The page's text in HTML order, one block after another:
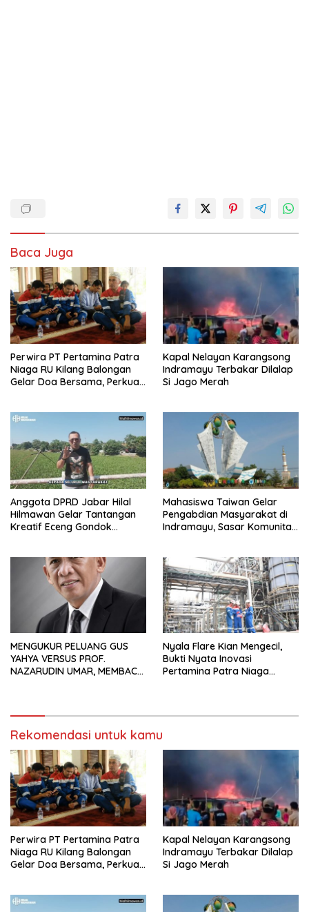
Baca Juga
Perwira PT Pertamina Patra
Niaga RU Kilang Balongan
Gelar Doa Bersama, Perkuat
Kapal Nelayan Karangsong
Indramayu Terbakar Dilalap
Si Jago Merah
Anggota DPRD Jabar Hilal
Hilmawan Gelar Tantangan
Kreatif Eceng Gondok
Mahasiswa Taiwan Gelar
Pengabdian Masyarakat di
Indramayu, Sasar Komunitas
MENGUKUR PELUANG GUS
YAHYA VERSUS PROF.
NAZARUDIN UMAR, MEMBACA
Nyala Flare Kian Mengecil,
Bukti Nyata Inovasi
Pertamina Patra Niaga
Rekomendasi untuk kamu
Perwira PT Pertamina Patra
Niaga RU Kilang Balongan
Gelar Doa Bersama, Perkuat
Kapal Nelayan Karangsong
Indramayu Terbakar Dilalap
Si Jago Merah